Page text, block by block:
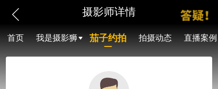
摄影师详情
首页 我是摄影狮 茄子约拍 拍摄动态 直播案例